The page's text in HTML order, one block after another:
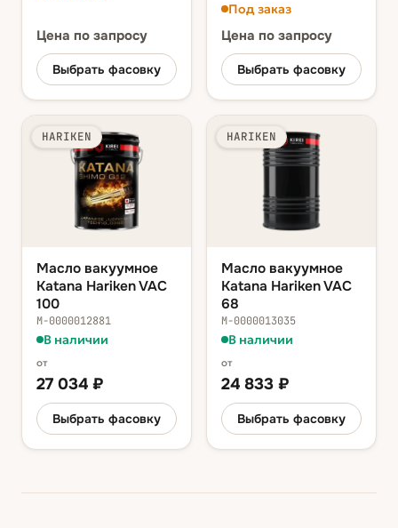
Цена по запросу
Выбрать фасовку
Под заказ
Цена по запросу
Выбрать фасовку
HARIKEN
Масло вакуумное
Katana Hariken VAC
100
М-0000012881
В наличии
от
27 034 ₽
Выбрать фасовку
HARIKEN
Масло вакуумное
Katana Hariken VAC
68
М-0000013035
В наличии
от
24 833 ₽
Выбрать фасовку